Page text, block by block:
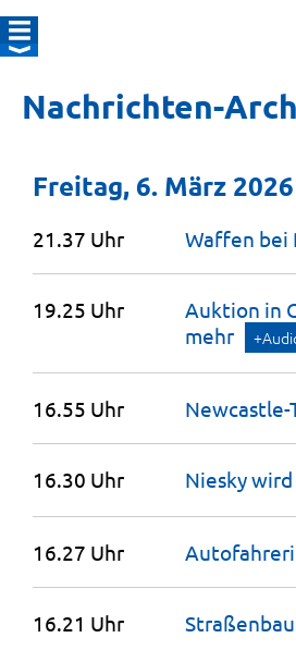
Nachrichten-
Freitag, 6. März 2026
21.37 Uhr Waffen bei
19.25 Uhr
Auktion in
mehr
16.55 Uhr Newcastle-
16.30 Uhr Niesky
16.27 Uhr
16.21 Uhr